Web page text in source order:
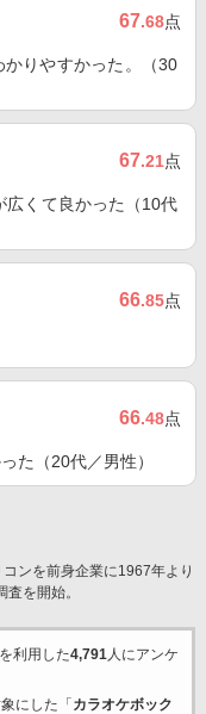
67.68点
りやすかった。（30
67.21点
広くて良かった（10代
66.85点
66.48点
た（20代／男性）
ンを前身企業に1967年より
を開始。
利用した4,791人にアンケ
にした「 カラオケボック